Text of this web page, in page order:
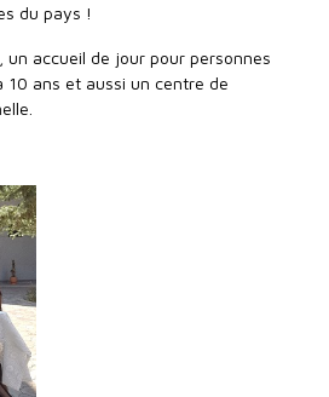
du pays !
un accueil de jour pour personnes
10 ans et aussi un centre de